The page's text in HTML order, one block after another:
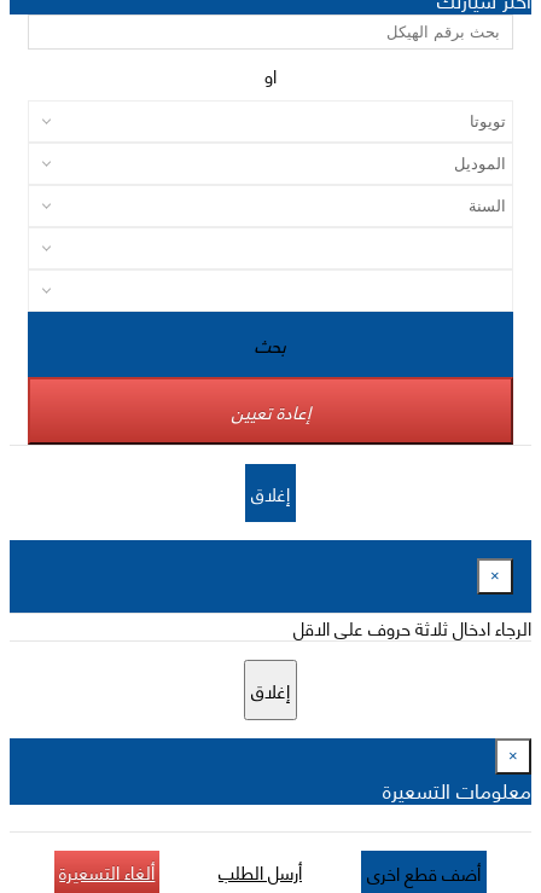
او
بحث
إعادة تعيين
إغلاق
×
الرجاء ادخال ثلاثة حروف على الاقل
إغلاق
×
معلومات التسعيرة
أضف قطع اخرى أرسل الطلب ألغاء التسعيرة